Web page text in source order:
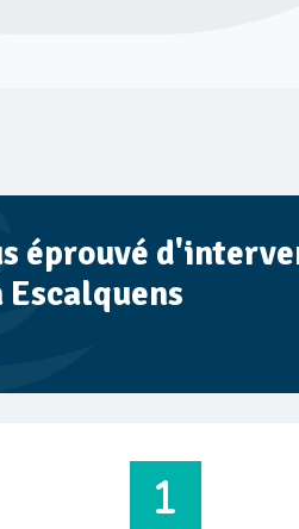
éprouvé
Escalquens